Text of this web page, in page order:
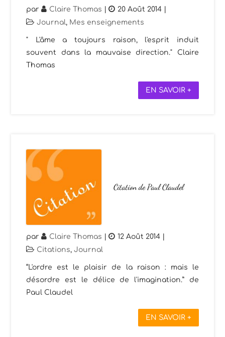
par Claire Thomas | 20 Août 2014
Journal, Mes enseignements
" L'âme a toujours raison, l'esprit induit
souvent dans la mauvaise direction." Claire
Thomas
EN SAVOIR +
Citation de Paul Claudel
par Claire Thomas | 12 Août 2014
Citations,Journal
“L'ordre est le plaisir de la raison : mais le
désordre est le délice de l'imagination.” de
Paul Claudel
EN SAVOIR +